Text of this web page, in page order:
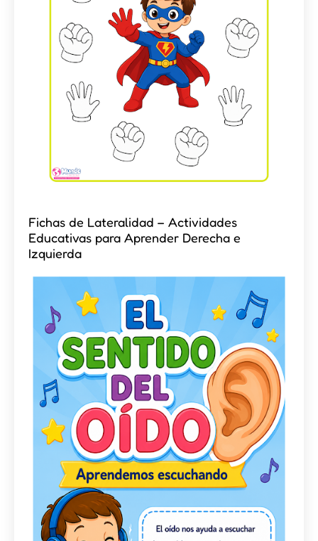
Fichas de Lateralidad – Actividades
Educativas para Aprender Derecha e
Izquierda